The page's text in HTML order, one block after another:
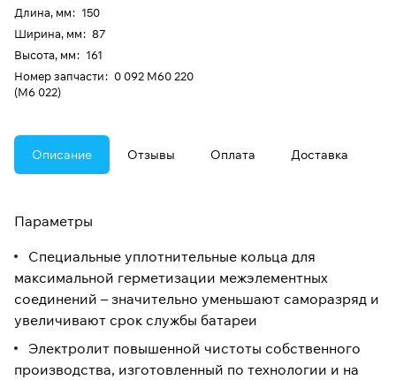
Длина, мм: 150
Ширина, мм: 87
Высота, мм: 161
Номер запчасти: 0 092 M60 220
(M6 022)
Описание Отзывы Оплата Доставка
Параметры
Специальные уплотнительные кольца для
максимальной герметизации межэлементных
соединений – значительно уменьшают саморазряд и
увеличивают срок службы батареи
Электролит повышенной чистоты собственного
производства, изготовленный по технологии и на